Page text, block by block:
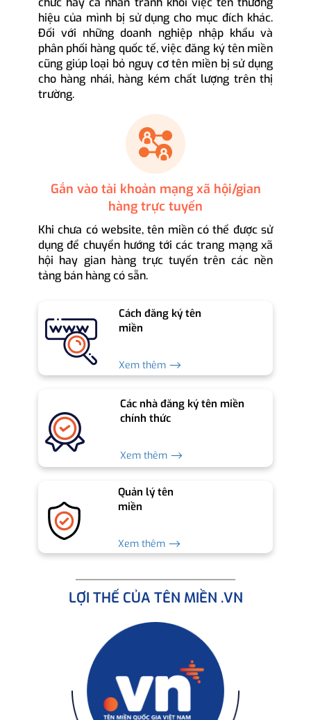
hiệu của mình bị sử dụng cho mục đích khác.
Đối với những doanh nghiệp nhập khẩu và
phân phối hàng quốc tế, việc đăng ký tên miền
cũng giúp loại bỏ nguy cơ tên miền bị sử dụng
cho hàng nhái, hàng kém chất lượng trên thị
trường.
Gắn vào tài khoản mạng xã hội/gian
hàng trực tuyến
Khi chưa có website, tên miền có thể được sử
dụng để chuyển hướng tới các trang mạng xã
hội hay gian hàng trực tuyến trên các nền
tảng bán hàng có sẵn.
Cách đăng ký tên
miền
Xem thêm ⟶
Các nhà đăng ký tên miền
chính thức
Xem thêm ⟶
Quản lý tên
miền
Xem thêm ⟶
LỢI THẾ CỦA TÊN MIỀN .VN